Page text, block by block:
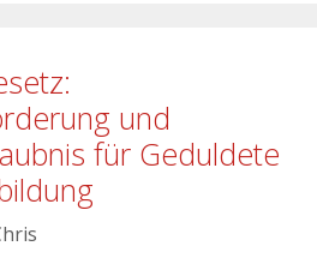
und
für Geduldete